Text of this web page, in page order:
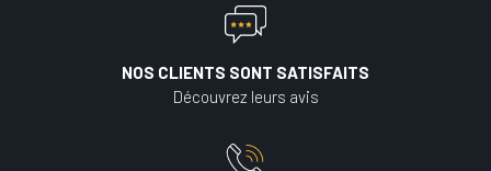
NOS CLIENTS SONT SATISFAITS
Découvrez leurs avis